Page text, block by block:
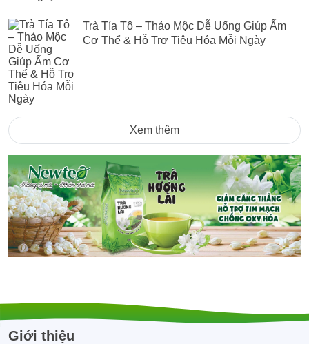
Quý công ty, Quán ăn nhà hàng khách
sạn, đại lý, CTV có nhu cầu đặt số lượng
lớn vui lòng liên hệ Hotline/Zalo:
0945.866.468 để được tư vấn và hỗ trợ
Trà Tía Tô – Thảo Mộc Dễ Uống Giúp Ấm
Cơ Thể & Hỗ Trợ Tiêu Hóa Mỗi Ngày
Xem thêm
Giới thiệu